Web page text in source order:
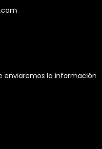
enviaremos la información